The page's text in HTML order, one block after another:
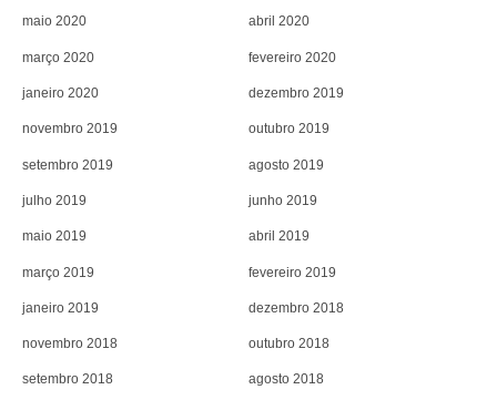
maio 2020 abril 2020
março 2020 fevereiro 2020
janeiro 2020 dezembro 2019
novembro 2019 outubro 2019
setembro 2019 agosto 2019
julho 2019 junho 2019
maio 2019 abril 2019
março 2019 fevereiro 2019
janeiro 2019 dezembro 2018
novembro 2018 outubro 2018
setembro 2018 agosto 2018